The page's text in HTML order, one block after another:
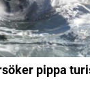
pippa